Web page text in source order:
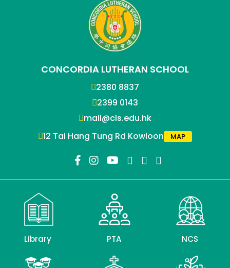
CONCORDIA LUTHERAN SCHOOL
2380 8837
2399 0143
mail@cls.edu.hk
12 Tai Hang Tung Rd Kowloon
MAP
Library PTA NCS